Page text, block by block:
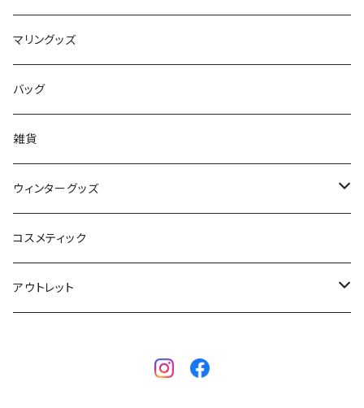
TABIE REVO
AQA
STORMBLADE
サーフボード
SUP
BBS / EAU WETSUITS
GO NATURE
MAHALO
ボードケース
メンズ
レディース
キッズ
マリングッズ
バッグ
雑貨
ウィンターグッズ
ブーツ
グローブ
コスメティック
アウトレット